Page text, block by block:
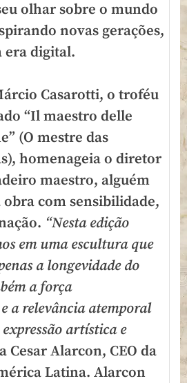
olhar sobre o mundo
novas gerações,
era digital.
Casarotti, o troféu
“Il maestro delle
(O mestre das
homenageia o diretor
maestro, alguém
obra com sensibilidade,
“Nesta edição
em uma escultura que
a longevidade do
a força
a relevância atemporal
artística e
Cesar Alarcon, CEO da
Latina. Alarcon